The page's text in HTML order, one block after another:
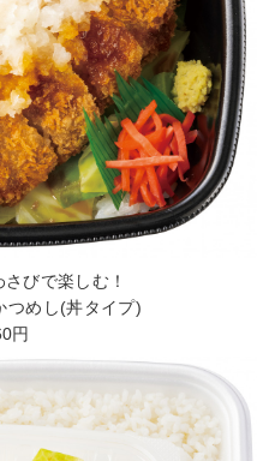
びで楽しむ！
つめし(丼タイプ)
円